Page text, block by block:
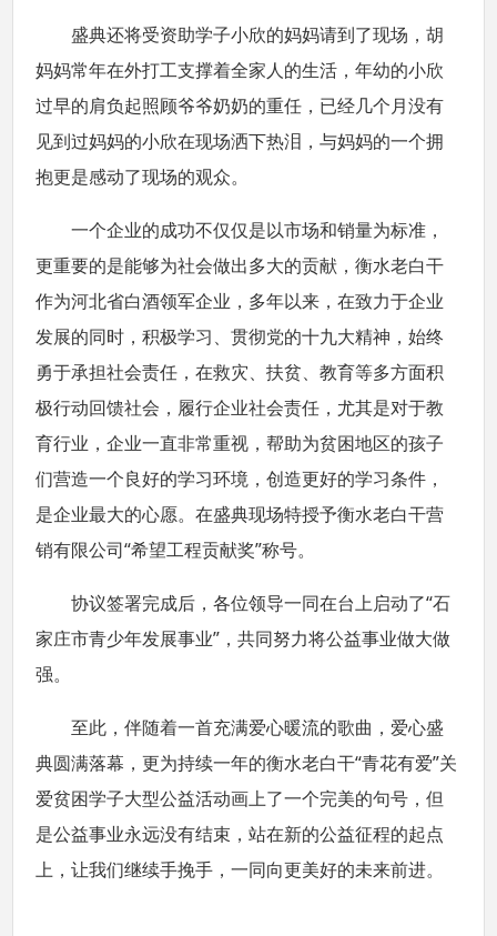
盛典还将受资助学子小欣的妈妈请到了现场，胡
妈妈常年在外打工支撑着全家人的生活，年幼的小欣
过早的肩负起照顾爷爷奶奶的重任，已经几个月没有
见到过妈妈的小欣在现场洒下热泪，与妈妈的一个拥
抱更是感动了现场的观众。
一个企业的成功不仅仅是以市场和销量为标准，
更重要的是能够为社会做出多大的贡献，衡水老白干
作为河北省白酒领军企业，多年以来，在致力于企业
发展的同时，积极学习、贯彻党的十九大精神，始终
勇于承担社会责任，在救灾、扶贫、教育等多方面积
极行动回馈社会，履行企业社会责任，尤其是对于教
育行业，企业一直非常重视，帮助为贫困地区的孩子
们营造一个良好的学习环境，创造更好的学习条件，
是企业最大的心愿。在盛典现场特授予衡水老白干营
销有限公司“希望工程贡献奖”称号。
协议签署完成后，各位领导一同在台上启动了“石
家庄市青少年发展事业”，共同努力将公益事业做大做
强。
至此，伴随着一首充满爱心暖流的歌曲，爱心盛
典圆满落幕，更为持续一年的衡水老白干“青花有爱”关
爱贫困学子大型公益活动画上了一个完美的句号，但
是公益事业永远没有结束，站在新的公益征程的起点
上，让我们继续手挽手，一同向更美好的未来前进。